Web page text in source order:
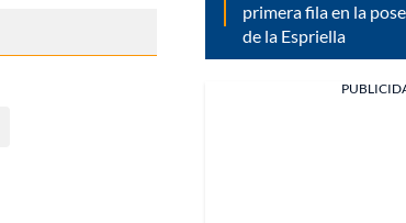
primera fila en la
de la Espriella